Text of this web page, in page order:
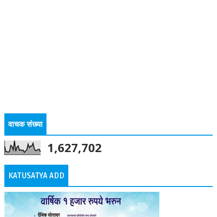
वाचक संख्या
1,627,702
KATUSATYA ADD